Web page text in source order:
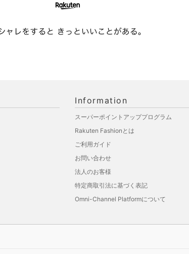
Information
スーパーポイントアッププログラム
Rakuten Fashionとは
ご利用ガイド
お問い合わせ
法人のお客様
特定商取引法に基づく表記
Omni-Channel Platformについて